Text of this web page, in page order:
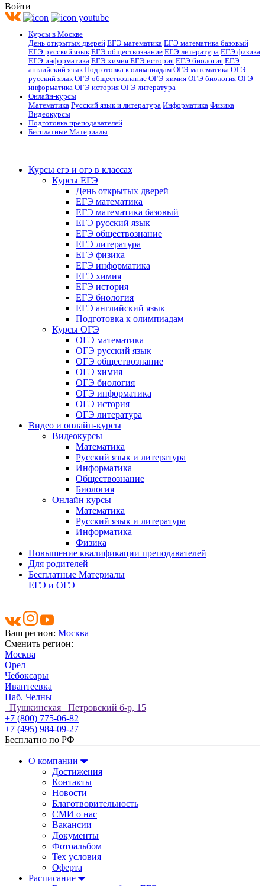
Войти
Курсы в Москве
День открытых дверей ЕГЭ математика ЕГЭ математика базовый
ЕГЭ русский язык ЕГЭ обществознание ЕГЭ литература ЕГЭ физика
ЕГЭ информатика ЕГЭ химия ЕГЭ история ЕГЭ биология ЕГЭ
английский язык Подготовка к олимпиадам ОГЭ математика ОГЭ
русский язык ОГЭ обществознание ОГЭ химия ОГЭ биология ОГЭ
информатика ОГЭ история ОГЭ литература
Онлайн-курсы
Математика Русский язык и литература Информатика Физика
Видеокурсы
Подготовка преподавателей
Бесплатные Материалы
Курсы егэ и огэ в классах
Курсы ЕГЭ
День открытых дверей
ЕГЭ математика
ЕГЭ математика базовый
ЕГЭ русский язык
ЕГЭ обществознание
ЕГЭ литература
ЕГЭ физика
ЕГЭ информатика
ЕГЭ химия
ЕГЭ история
ЕГЭ биология
ЕГЭ английский язык
Подготовка к олимпиадам
Курсы ОГЭ
ОГЭ математика
ОГЭ русский язык
ОГЭ обществознание
ОГЭ химия
ОГЭ биология
ОГЭ информатика
ОГЭ история
ОГЭ литература
Видео и онлайн-курсы
Видеокурсы
Математика
Русский язык и литература
Информатика
Обществознание
Биология
Онлайн курсы
Математика
Русский язык и литература
Информатика
Физика
Повышение квалификации преподавателей
Для родителей
Бесплатные Материалы
ЕГЭ и ОГЭ
Ваш регион: Москва
Сменить регион:
Москва
Орел
Чебоксары
Ивантеевка
Наб. Челны
Пушкинская Петровский б-р, 15
+7 (800) 775-06-82
+7 (495) 984-09-27
Бесплатно по РФ
О компании
Достижения
Контакты
Новости
Благотворительность
СМИ о нас
Вакансии
Документы
Фотоальбом
Тех условия
Оферта
Расписание